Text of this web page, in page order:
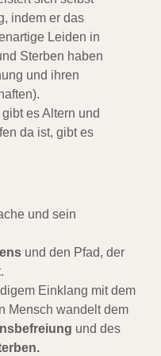
indem er das
Leiden in
Sterben haben
und ihren
es Altern und
da ist, gibt es
und sein
und den Pfad, der
Einklang mit dem
Mensch wandelt dem
und des